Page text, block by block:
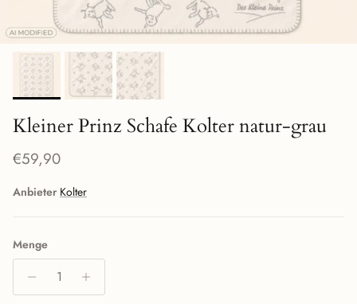
Kleiner Prinz Schafe Kolter natur-grau
Normaler Preis
€59,90
Anbieter Kolter
Menge